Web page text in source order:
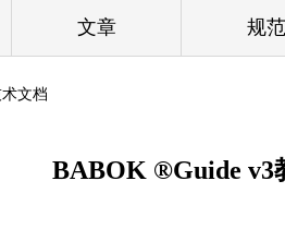
文章 规范
文档
BABOK ®Guide v3